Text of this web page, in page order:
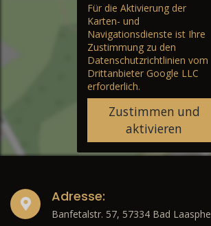
Für die Aktivierung der
Karten- und
Navigationsdienste ist Ihre
Zustimmung zu den
Datenschutzrichtlinien vom
Drittanbieter Google LLC
erforderlich.
Zustimmen und
aktivieren
Adresse:
Banfetalstr. 57, 57334 Bad Laasphe